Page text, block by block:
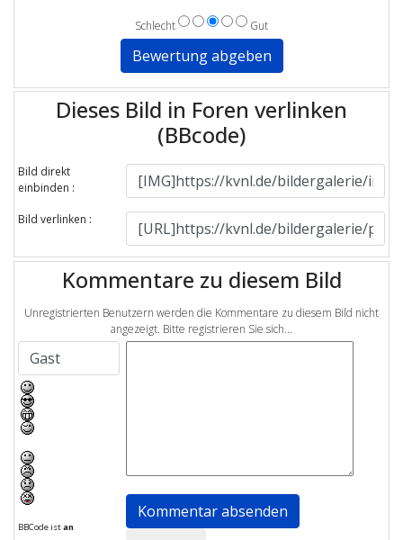
Schlecht Gut
Dieses Bild in Foren verlinken
(BBcode)
Bild direkt
einbinden :
Bild verlinken :
Kommentare zu diesem Bild
Unregistrierten Benutzern werden die Kommentare zu diesem Bild nicht
angezeigt. Bitte registrieren Sie sich...
BBCode istan